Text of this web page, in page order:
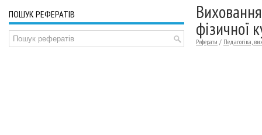
фізичної
Реферати / Педагогіка,
ПОШУК РЕФЕРАТІВ